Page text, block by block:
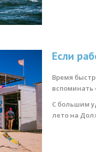
Если
Время
С большим
лето на